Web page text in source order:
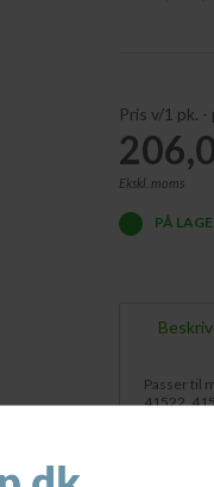
Pris v/1 pk. -
Ekskl. moms
PÅ
Passer til
41522,
41622,
414air